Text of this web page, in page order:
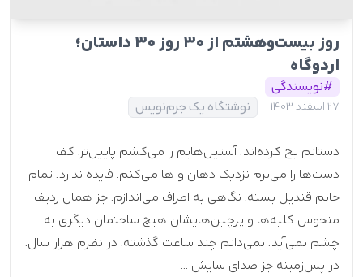
روز بیست‌وهشتم از ۳۰ روز ۳۰ داستان؛
اردوگاه
#نویسندگی
27 اسفند 1403 نوشتگاه یک جرم‌نویس
دستانم یخ کرده‌اند. آستین‌هایم را می‌کشم پایین‌تر. کف
دست‌ها را می‌برم نزدیک دهان و ها می‌کنم. فایده ندارد. تمام
جانم قندیل بسته. نگاهی به اطراف می‌اندازم. جز همان ردیف
منحوس کلبه‌ها و پرچین‌هایشان هیچ ساختمان دیگری به
چشم نمی‌آید. نمی‌دانم چند ساعت گذشته. در نظرم هزار سال.
در پس‌زمینه جز صدای سایش ...